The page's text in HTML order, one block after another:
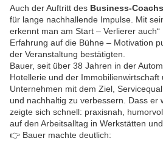
Auch der Auftritt des Business-
für lange nachhallende Impulse. Mit
erkennt man am Start – Verlierer
Erfahrung auf die Bühne – Motivation
der Veranstaltung bestätigten.
Bauer, seit über 38 Jahren in der
Hotellerie und der Immobilienwirtschaft
Unternehmen mit dem Ziel,
und nachhaltig zu verbessern. Dass er
zeigte sich schnell: praxisnah,
auf den Arbeitsalltag in Werkstätten
👉 Bauer machte deutlich: